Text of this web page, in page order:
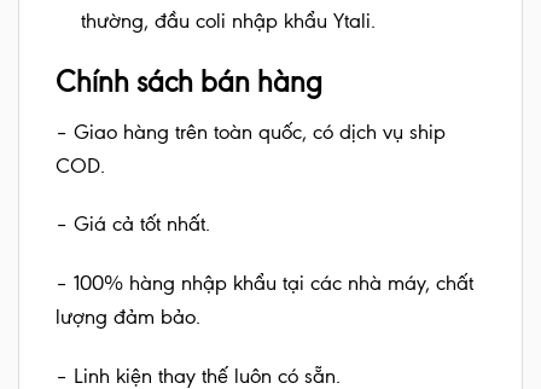
thường, đầu coli nhập khẩu Ytali.
Chính sách bán hàng
– Giao hàng trên toàn quốc, có dịch vụ ship
COD.
– Giá cả tốt nhất.
– 100% hàng nhập khẩu tại các nhà máy, chất
lượng đảm bảo.
– Linh kiện thay thế luôn có sẵn.